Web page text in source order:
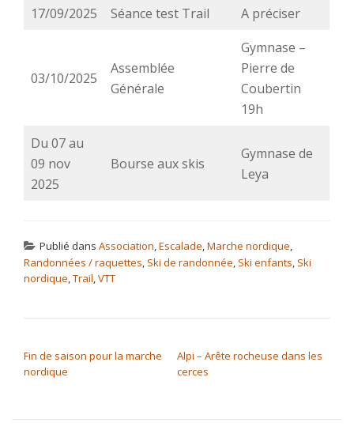
17/09/2025
Séance test Trail A préciser
03/10/2025
Assemblée
Générale
Gymnase –
Pierre de
Coubertin
19h
Du 07 au
09 nov
2025
Bourse aux skis
Gymnase de
Leya
Publié dans Association,Escalade,Marche nordique,
Randonnées / raquettes, Ski de randonnée, Ski enfants, Ski
nordique,Trail,VTT
Fin de saison pour la marche
nordique
Alpi – Arête rocheuse dans les
cerces